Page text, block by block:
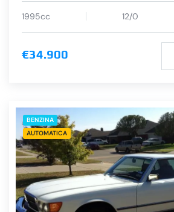
1995cc 12/0
€34.900
BENZINA
AUTOMATICA